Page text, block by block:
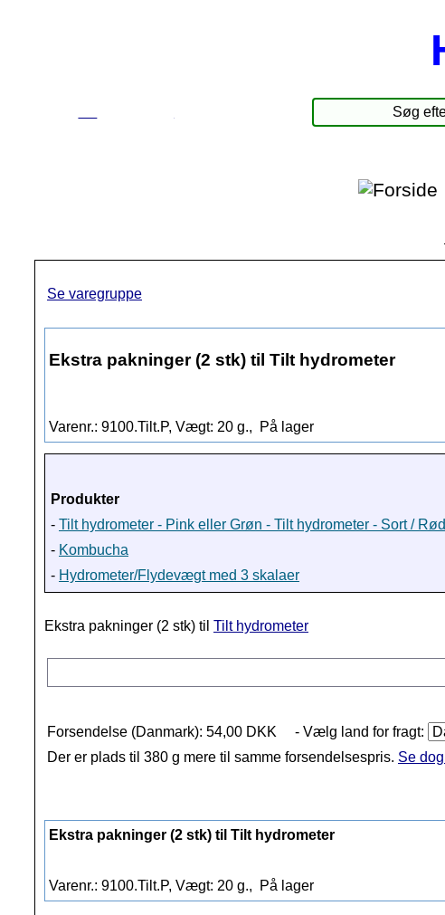
Se varegruppe
Ekstra pakninger (2 stk) til Tilt hydrometer
Varenr.: 9100.Tilt.P, Vægt: 20 g., På lager
Produkter
- Tilt hydrometer - Pink eller Grøn - Tilt hydrometer - Sort /
- Kombucha
- Hydrometer/Flydevægt med 3 skalaer
Ekstra pakninger (2 stk) til Tilt hydrometer
Forsendelse (Danmark): 54,00 DKK
- Vælg land for fragt:
Der er plads til 380 g mere til samme forsendelsespris. Se
Ekstra pakninger (2 stk) til Tilt hydrometer
Varenr.: 9100.Tilt.P, Vægt: 20 g., På lager